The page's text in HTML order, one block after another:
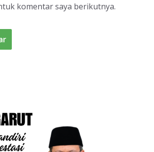
komentar saya berikutnya.